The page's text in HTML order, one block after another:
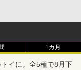
1カ月
イに。全5種で8月下